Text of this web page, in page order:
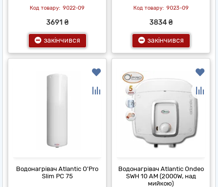
9022-09
3691 ₴
закінчився
9023-09
3834 ₴
закінчився
Водонагрівач Atlantic O'Pro
Slim PC 75
Водонагрівач Atlantic Ondeo
SWH 10 AM (2000W, над
мийкою)